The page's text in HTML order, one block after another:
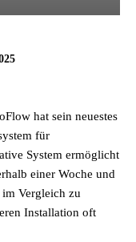
hat sein neuestes
für
System ermöglicht
einer Woche und
Vergleich zu
Installation oft